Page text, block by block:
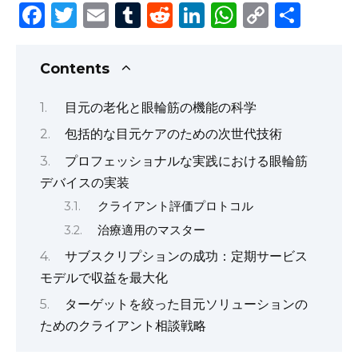
F
c
b
o
o
k
T
it
r
E
ai
T
r
R
t
Li
dI
n
W
A
p
p
C
n
k
Contents
目元の老化と眼輪筋の機能の科学
包括的な目元ケアのための次世代技術
プロフェッショナルな実践における眼輪筋
デバイスの実装
クライアント評価プロトコル
治療適用のマスター
サブスクリプションの成功：定期サービス
モデルで収益を最大化
ターゲットを絞った目元ソリューションの
ためのクライアント相談戦略